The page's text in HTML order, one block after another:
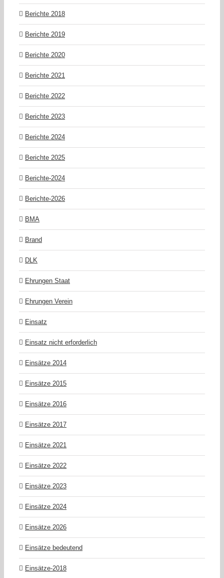
Berichte 2018
Berichte 2019
Berichte 2020
Berichte 2021
Berichte 2022
Berichte 2023
Berichte 2024
Berichte 2025
Berichte-2024
Berichte-2026
BMA
Brand
DLK
Ehrungen Staat
Ehrungen Verein
Einsatz
Einsatz nicht erforderlich
Einsätze 2014
Einsätze 2015
Einsätze 2016
Einsätze 2017
Einsätze 2021
Einsätze 2022
Einsätze 2023
Einsätze 2024
Einsätze 2026
Einsätze bedeutend
Einsätze-2018